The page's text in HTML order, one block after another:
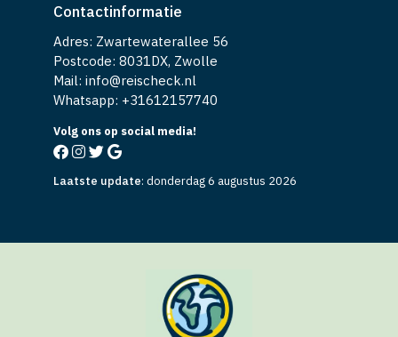
Contactinformatie
Adres: Zwartewaterallee 56
Postcode: 8031DX, Zwolle
Mail: info@reischeck.nl
Whatsapp: +31612157740
Volg ons op social media!
Laatste update: donderdag 6 augustus 2026